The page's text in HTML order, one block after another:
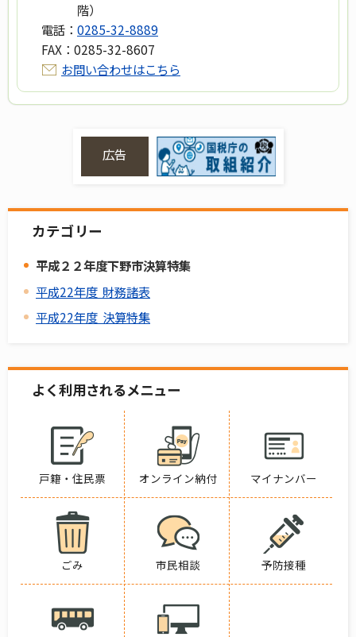
階）
電話： 0285-32-8889
FAX： 0285-32-8607
お問い合わせはこちら
広告
カテゴリー
平成２２年度下野市決算特集
平成22年度 財務諸表
平成22年度 決算特集
よく利用されるメニュー
戸籍・住民票 オンライン納付 マイナンバー
ごみ 市民相談 予防接種